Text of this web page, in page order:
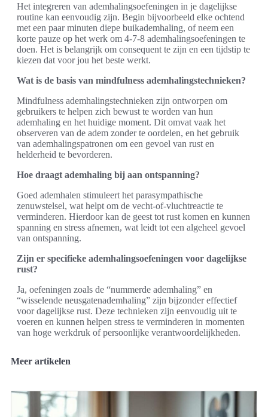
Het integreren van ademhalingsoefeningen in je dagelijkse
routine kan eenvoudig zijn. Begin bijvoorbeeld elke ochtend
met een paar minuten diepe buikademhaling, of neem een
korte pauze op het werk om 4-7-8 ademhalingsoefeningen te
doen. Het is belangrijk om consequent te zijn en een tijdstip te
kiezen dat voor jou het beste werkt.
Wat is de basis van mindfulness ademhalingstechnieken?
Mindfulness ademhalingstechnieken zijn ontworpen om
gebruikers te helpen zich bewust te worden van hun
ademhaling en het huidige moment. Dit omvat vaak het
observeren van de adem zonder te oordelen, en het gebruik
van ademhalingspatronen om een gevoel van rust en
helderheid te bevorderen.
Hoe draagt ademhaling bij aan ontspanning?
Goed ademhalen stimuleert het parasympathische
zenuwstelsel, wat helpt om de vecht-of-vluchtreactie te
verminderen. Hierdoor kan de geest tot rust komen en kunnen
spanning en stress afnemen, wat leidt tot een algeheel gevoel
van ontspanning.
Zijn er specifieke ademhalingsoefeningen voor dagelijkse
rust?
Ja, oefeningen zoals de “nummerde ademhaling” en
“wisselende neusgatenademhaling” zijn bijzonder effectief
voor dagelijkse rust. Deze technieken zijn eenvoudig uit te
voeren en kunnen helpen stress te verminderen in momenten
van hoge werkdruk of persoonlijke verantwoordelijkheden.
Meer artikelen